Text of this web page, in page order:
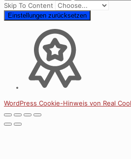
Skip To Content
Einstellungen zurücksetzen
WordPress Cookie-Hinweis von Real